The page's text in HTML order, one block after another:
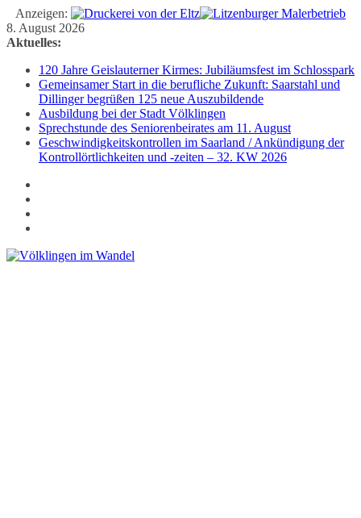
Anzeigen:
Zum
Inhalt
8. August 2026
Aktuelles:
120 Jahre Geislauterner Kirmes: Jubiläumsfest im Schlosspark
Gemeinsamer Start in die berufliche Zukunft: Saarstahl und
Dillinger begrüßen 125 neue Auszubildende
Ausbildung bei der Stadt Völklingen
Sprechstunde des Seniorenbeirates am 11. August
Geschwindigkeitskontrollen im Saarland / Ankündigung der
Kontrollörtlichkeiten und -zeiten – 32. KW 2026